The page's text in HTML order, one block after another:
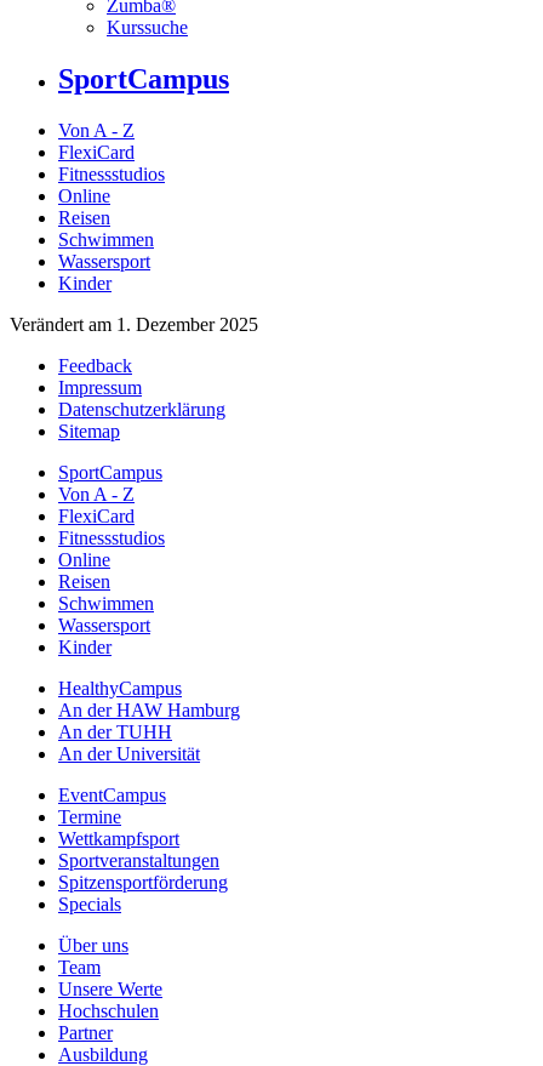
Zumba®
Kurssuche
SportCampus
Von A - Z
FlexiCard
Fitnessstudios
Online
Reisen
Schwimmen
Wassersport
Kinder
Verändert am 1. Dezember 2025
Feedback
Impressum
Datenschutzerklärung
Sitemap
SportCampus
Von A - Z
FlexiCard
Fitnessstudios
Online
Reisen
Schwimmen
Wassersport
Kinder
HealthyCampus
An der HAW Hamburg
An der TUHH
An der Universität
EventCampus
Termine
Wettkampfsport
Sportveranstaltungen
Spitzensportförderung
Specials
Über uns
Team
Unsere Werte
Hochschulen
Partner
Ausbildung